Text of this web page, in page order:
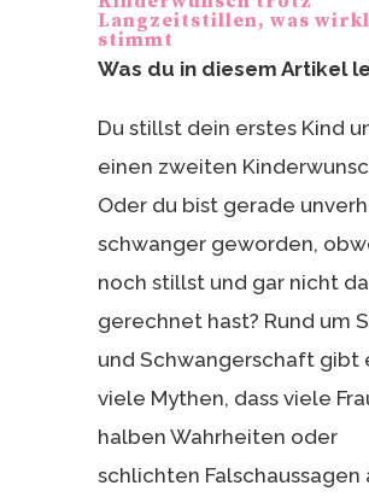
Langzeitstillen, was
stimmt
Was du in diesem Artikel
Du stillst dein erstes Kind
einen zweiten
Oder du bist gerade
schwanger geworden,
noch stillst und gar nicht
gerechnet hast? Rund um
und Schwangerschaft gibt
viele Mythen, dass viele
halben Wahrheiten oder
schlichten Falschaussagen